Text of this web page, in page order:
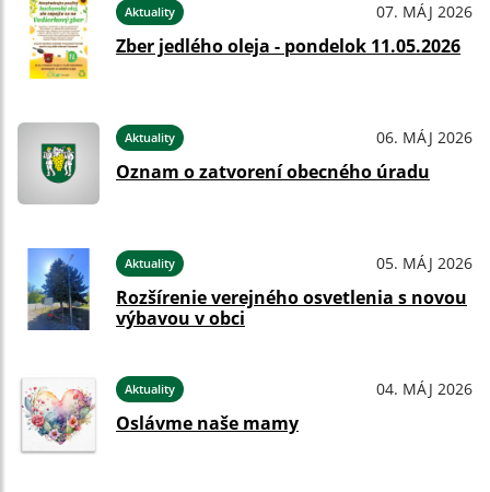
Aktuality 07. MÁJ 2026
Zber jedlého oleja - pondelok 11.05.2026
Aktuality 06. MÁJ 2026
Oznam o zatvorení obecného úradu
Aktuality 05. MÁJ 2026
Rozšírenie verejného osvetlenia s novou
výbavou v obci
Aktuality 04. MÁJ 2026
Oslávme naše mamy